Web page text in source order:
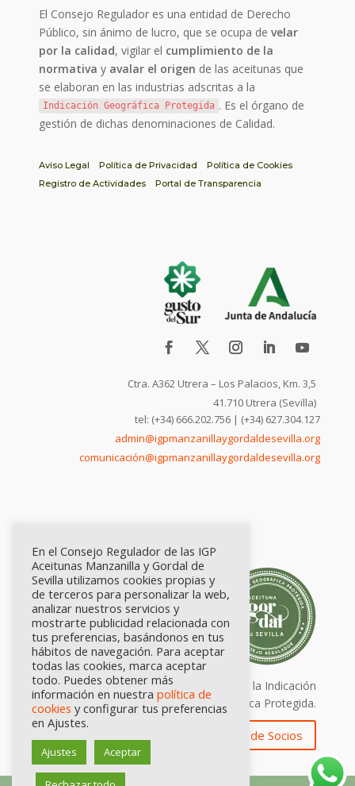
El Consejo Regulador es una entidad de Derecho
Público, sin ánimo de lucro, que se ocupa develar
por la calidad, vigilar el cumplimiento de la
normativa y avalar el origen de las aceitunas que
se elaboran en las industrias adscritas a la
Indicación Geográfica Protegida . Es el órgano de
gestión de dichas denominaciones de Calidad.
Aviso Legal Política de Privacidad
Política de Cookies
Registro de Actividades
Portal de Transparencia
Ctra. A362 Utrera – Los Palacios, Km. 3,5
41.710 Utrera (Sevilla)
tel: (+34) 666.202.756 | (+34) 627.304.127
admin@igpmanzanillaygordaldesevilla.org
comunicación@igpmanzanillaygordaldesevilla.org
Calidad certificada por Origen. Sellos de la Indicación
Geográfica Protegida.
Zona de Socios
En el Consejo Regulador de las IGP
Aceitunas Manzanilla y Gordal de
Sevilla utilizamos cookies propias y
de terceros para personalizar la web,
analizar nuestros servicios y
mostrarte publicidad relacionada con
tus preferencias, basándonos en tus
hábitos de navegación. Para aceptar
todas las cookies, marca aceptar
todo. Puedes obtener más
información en nuestra política de
cookies y configurar tus preferencias
en Ajustes.
Ajustes Aceptar